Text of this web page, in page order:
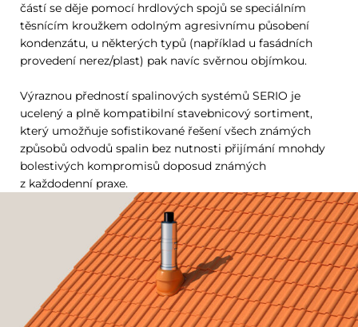
částí se děje pomocí hrdlových spojů se speciálním
těsnícím kroužkem odolným agresivnímu působení
kondenzátu, u některých typů (například u fasádních
provedení nerez/plast) pak navíc svěrnou objímkou.
Výraznou předností spalinových systémů SERIO je
ucelený a plně kompatibilní stavebnicový sortiment,
který umožňuje sofistikované řešení všech známých
způsobů odvodů spalin bez nutnosti přijímání mnohdy
bolestivých kompromisů doposud známých
z každodenní praxe.